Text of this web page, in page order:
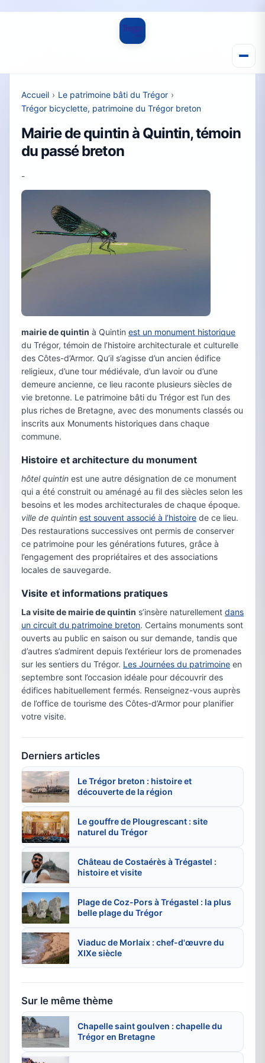
Accueil › Le patrimoine bâti du Trégor ›
Trégor bicyclette, patrimoine du Trégor breton
Mairie de quintin à Quintin, témoin
du passé breton
-
mairie de quintin à Quintin est un monument historique
du Trégor, témoin de l’histoire architecturale et culturelle
des Côtes-d’Armor. Qu’il s’agisse d’un ancien édifice
religieux, d’une tour médiévale, d’un lavoir ou d’une
demeure ancienne, ce lieu raconte plusieurs siècles de
vie bretonne. Le patrimoine bâti du Trégor est l’un des
plus riches de Bretagne, avec des monuments classés ou
inscrits aux Monuments historiques dans chaque
commune.
Histoire et architecture du monument
hôtel quintin est une autre désignation de ce monument
qui a été construit ou aménagé au fil des siècles selon les
besoins et les modes architecturales de chaque époque.
ville de quintin est souvent associé à l’histoire de ce lieu.
Des restaurations successives ont permis de conserver
ce patrimoine pour les générations futures, grâce à
l’engagement des propriétaires et des associations
locales de sauvegarde.
Visite et informations pratiques
La visite de mairie de quintin s’insère naturellement dans
un circuit du patrimoine breton. Certains monuments sont
ouverts au public en saison ou sur demande, tandis que
d’autres s’admirent depuis l’extérieur lors de promenades
sur les sentiers du Trégor. Les Journées du patrimoine en
septembre sont l’occasion idéale pour découvrir des
édifices habituellement fermés. Renseignez-vous auprès
de l’office de tourisme des Côtes-d’Armor pour planifier
votre visite.
Derniers articles
Le Trégor breton : histoire et
découverte de la région
Le gouffre de Plougrescant : site
naturel du Trégor
Château de Costaérès à Trégastel :
histoire et visite
Plage de Coz-Pors à Trégastel : la plus
belle plage du Trégor
Viaduc de Morlaix : chef-d'œuvre du
XIXe siècle
Sur le même thème
Chapelle saint goulven : chapelle du
Trégor en Bretagne